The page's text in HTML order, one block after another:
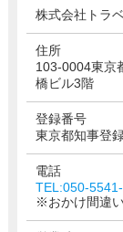
株式会社トラ
住所
103-0004東京
橋ビル3階
登録番号
東京都知事登
電話
TEL:050-
※おかけ間違